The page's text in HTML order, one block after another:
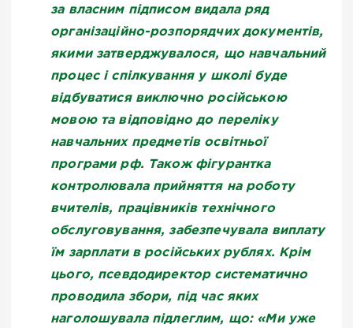
за власним підписом видала ряд
організаційно-розпорядчих документів,
якими затверджувалося, що навчальний
процес і спілкування у школі буде
відбуватися виключно російською
мовою та відповідно до переліку
навчальних предметів освітньої
програми рф. Також фігурантка
контролювала прийняття на роботу
вчителів, працівників технічного
обслуговування, забезпечувала виплату
їм зарплати в російських рублях. Крім
цього, псевдодиректор систематично
проводила збори, під час яких
наголошувала підлеглим, що: «Ми уже